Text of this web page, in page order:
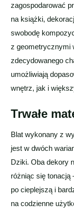
zagospodarować
na książki,
swobodę
z geometrycznymi
zdecydowanego
umożliwiają
wnętrz, jak i
Trwałe
Blat wykonany z
jest w dwóch
Dziki. Oba dekory
różniąc się tonacją
po cieplejszą i
na codzienne